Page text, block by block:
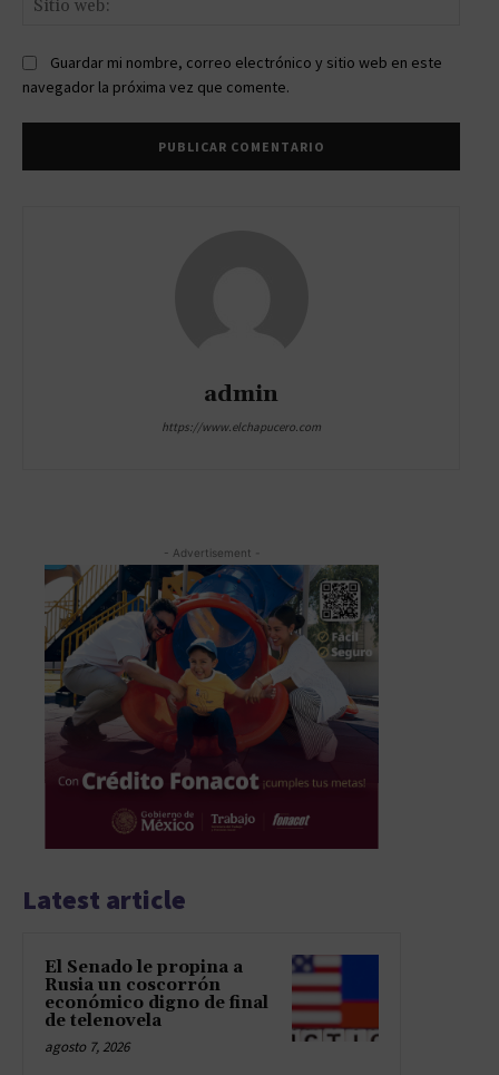
Guardar mi nombre, correo electrónico y sitio web en este
navegador la próxima vez que comente.
admin
https://www.elchapucero.com
- Advertisement -
Latest article
El Senado le propina a
Rusia un coscorrón
económico digno de final
de telenovela
agosto 7, 2026